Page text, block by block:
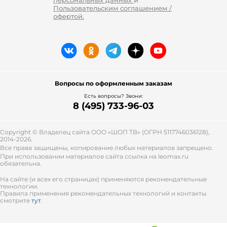
Пользовательским соглашением /
офертой.
Вопросы по оформленным заказам
Есть вопросы? Звони:
8 (495) 733-96-03
Copyright © Владелец сайта ООО «ШОП ТВ» (ОГРН 5117746036128),
2014-2026.
Все права защищены, копирование любых материалов запрещено.
При использовании материалов сайта ссылка на leomax.ru
обязательна.
На сайте (и всех его страницах) применяются рекомендательные
технологии.
Правила применения рекомендательных технологий и контакты
смотрите тут.